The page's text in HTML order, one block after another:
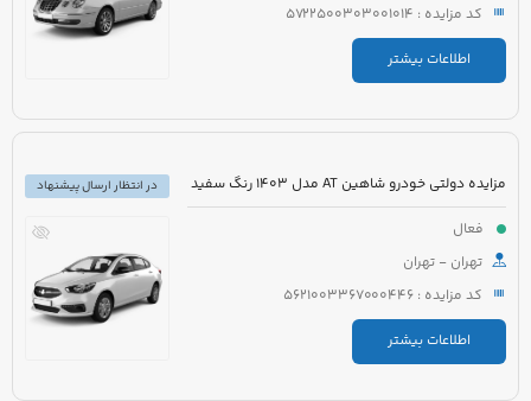
کد مزایده : 5722500303001014
اطلاعات بیشتر
مزایده دولتی خودرو شاهین AT مدل 1403 رنگ سفید
فعال
تهران - تهران
کد مزایده : 5621003367000446
اطلاعات بیشتر
در انتظار ارسال پیشنهاد